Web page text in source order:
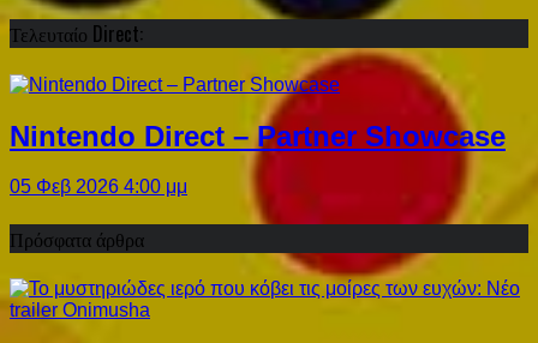
Τελευταίο Direct:
Nintendo Direct – Partner Showcase
05 Φεβ 2026 4:00 μμ
Πρόσφατα άρθρα